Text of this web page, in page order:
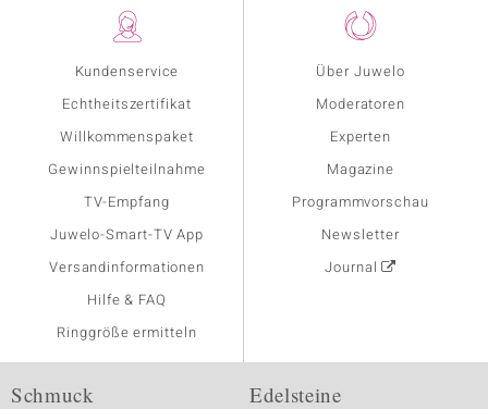
Kundenservice
Echtheitszertifikat
Willkommenspaket
Gewinnspielteilnahme
TV-Empfang
Juwelo-Smart-TV App
Versandinformationen
Hilfe & FAQ
Ringgröße ermitteln
Über Juwelo
Moderatoren
Experten
Magazine
Programmvorschau
Newsletter
Journal
Schmuck Edelsteine